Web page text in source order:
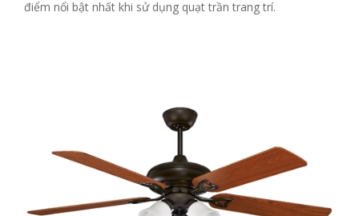
điểm nổi bật nhất khi sử dụng quạt trần trang trí.